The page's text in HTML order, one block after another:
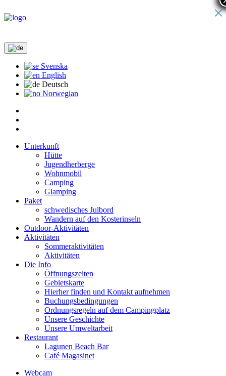
Svenska
English
Deutsch
Norwegian
Unterkunft
Hütte
Jugendherberge
Wohnmobil
Camping
Glamping
Paket
schwedisches Julbord
Wandern auf den Kosterinseln
Outdoor-Aktivitäten
Aktivitäten
Sommeraktivitäten
Aktivitäten
Die Info
Öffnungszeiten
Gebietskarte
Hierher finden und Kontakt aufnehmen
Buchungsbedingungen
Ordnungsregeln auf dem Campingplatz
Unsere Geschichte
Unsere Umweltarbeit
Restaurant
Lagunen Beach Bar
Café Magasinet
Webcam
×